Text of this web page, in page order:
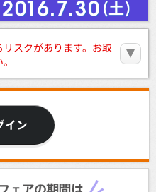
スクがあります。お取
イン